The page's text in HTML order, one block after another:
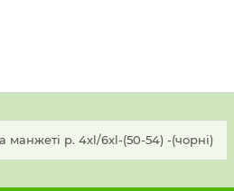
манжеті р. 4хl/6xl-(50-54) -(чорні)